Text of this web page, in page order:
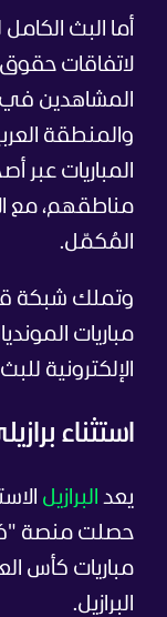
أما البث
لاتفاقات حقوق
المشاهدين في
والمنطقة
المباريات
مناطقهم، مع
المُكمّل.
وتملك شبكة
مباريات
الإلكترونية
استثناء
يعد البرازيل
حصلت منصة
البرازيل.